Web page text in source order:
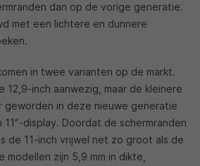
dan op de vorige generatie.
met een lichtere en dunnere
in twee varianten op de markt.
12,9-inch aanwezig, maar de kleinere
geworden in deze nieuwe generatie
display. Doordat de schermranden
de 11-inch vrijwel net zo groot als de
modellen zijn 5,9 mm in dikte,